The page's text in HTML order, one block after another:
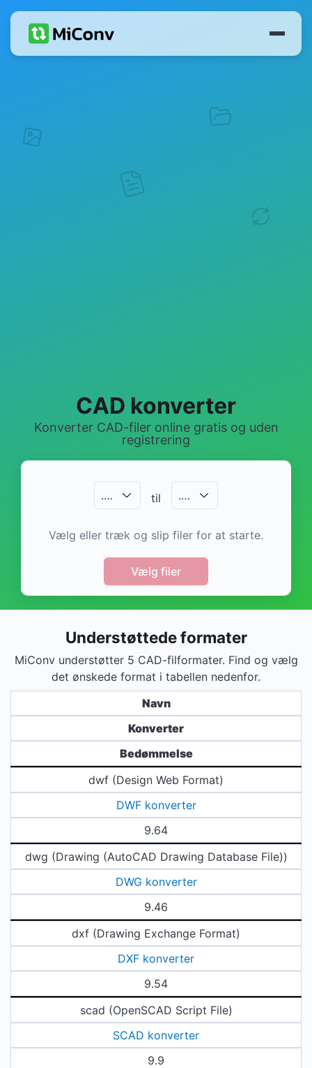
CAD konverter
Konverter CAD-filer online gratis og uden
registrering
.… til .…
Vælg eller træk og slip filer for at starte.
Vælg filer
Understøttede formater
MiConv understøtter 5 CAD-filformater. Find og vælg
det ønskede format i tabellen nedenfor.
Navn
Konverter
Bedømmelse
dwf (Design Web Format)
DWF konverter
9.64
dwg (Drawing (AutoCAD Drawing Database File))
DWG konverter
9.46
dxf (Drawing Exchange Format)
DXF konverter
9.54
scad (OpenSCAD Script File)
SCAD konverter
9.9